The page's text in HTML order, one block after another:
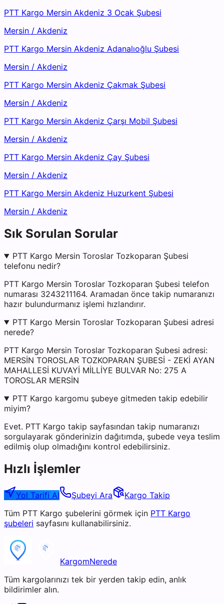
PTT Kargo Mersin Akdeniz 3 Ocak Şubesi
Mersin / Akdeniz
PTT Kargo Mersin Akdeniz Adanalıoğlu Şubesi
Mersin / Akdeniz
PTT Kargo Mersin Akdeniz Çakmak Şubesi
Mersin / Akdeniz
PTT Kargo Mersin Akdeniz Çarşı Mobil Şubesi
Mersin / Akdeniz
PTT Kargo Mersin Akdeniz Çay Şubesi
Mersin / Akdeniz
PTT Kargo Mersin Akdeniz Huzurkent Şubesi
Mersin / Akdeniz
Sık Sorulan Sorular
PTT Kargo Mersin Toroslar Tozkoparan Şubesi
telefonu nedir?
PTT Kargo Mersin Toroslar Tozkoparan Şubesi telefon
numarası 3243211164. Aramadan önce takip numaranızı
hazır bulundurmanız işlemi hızlandırır.
PTT Kargo Mersin Toroslar Tozkoparan Şubesi adresi
nerede?
PTT Kargo Mersin Toroslar Tozkoparan Şubesi adresi:
MERSİN TOROSLAR TOZKOPARAN ŞUBESİ - ZEKİ AYAN
MAHALLESİ KUVAYİ MİLLİYE BULVAR No: 275 A
TOROSLAR MERSİN
PTT Kargo kargomu şubeye gitmeden takip edebilir
miyim?
Evet. PTT Kargo takip sayfasından takip numaranızı
sorgulayarak gönderinizin dağıtımda, şubede veya teslim
edilmiş olup olmadığını kontrol edebilirsiniz.
Hızlı İşlemler
Yol Tarifi Al Şubeyi Ara
Kargo Takip
Tüm PTT Kargo şubelerini görmek için PTT Kargo
şubeleri sayfasını kullanabilirsiniz.
KargomNerede
Tüm kargolarınızı tek bir yerden takip edin, anlık
bildirimler alın.